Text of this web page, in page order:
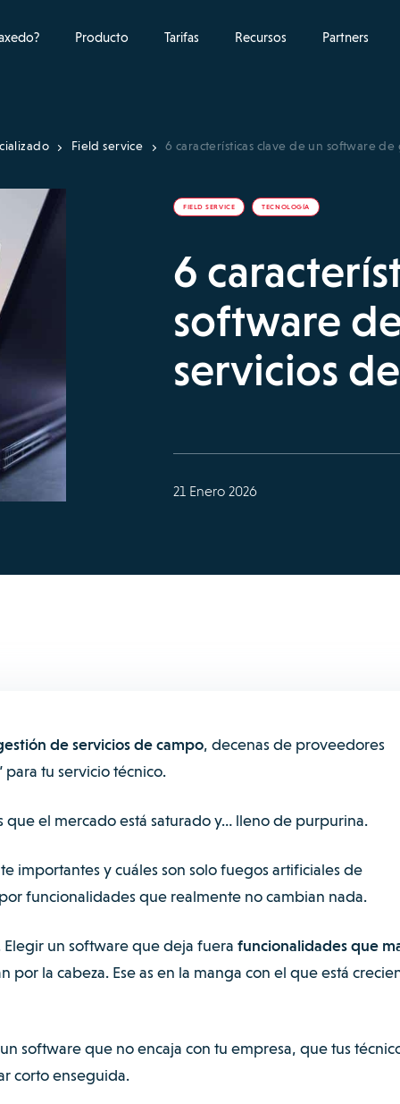
Producto Tarifas Recursos Partners
Field service 6 características clave de un software
FIELD SERVICE TECNOLOGÍA
6
software
servicios
21 Enero 2026
de servicios de campo, decenas de proveedores
tu servicio técnico.
que el mercado está saturado y… lleno de purpurina.
importantes y cuáles son solo fuegos artificiales de
funcionalidades que realmente no cambian nada.
un software que deja fuera funcionalidades que
por la cabeza. Ese as en la manga con el que está
software que no encaja con tu empresa, que tus
corto enseguida.